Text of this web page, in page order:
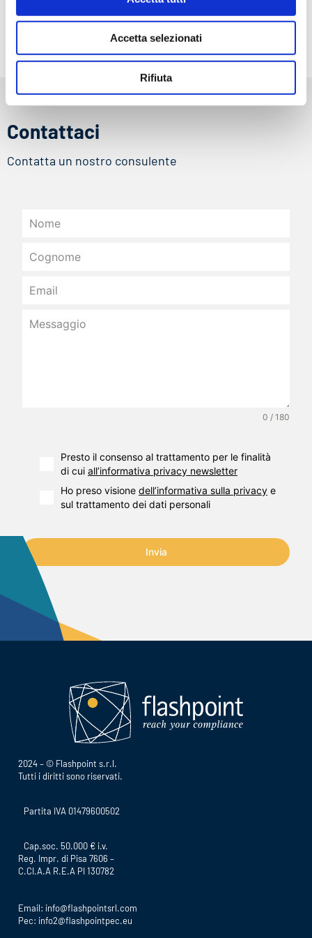
Accetta selezionati
Rifiuta
Policy
Contattaci
Contatta un nostro consulente
0 / 180
Presto il consenso al trattamento per le finalità
di cui all’informativa privacy newsletter
Ho preso visione dell’informativa sulla privacy e
sul trattamento dei dati personali
Invia
2024 – © Flashpoint s.r.l.
Tutti i diritti sono riservati.
Partita IVA 01479600502
Cap.soc. 50.000 € i.v.
Reg. Impr. di Pisa 7606 –
C.CI.A.A R.E.A PI 130782
Email: info@flashpointsrl.com
Pec: info2@flashpointpec.eu